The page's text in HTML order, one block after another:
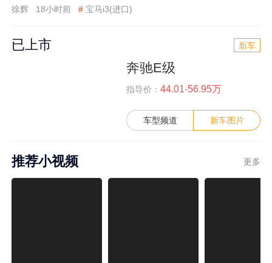
徐辉 18小时前 # 宝马i3(进口)
已上市 新车
奔驰E级
指导价： 44.01-56.95万
车型频道 新车图片
推荐小视频 更多